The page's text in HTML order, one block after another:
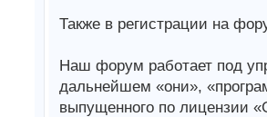
Также в регистрации на
Наш форум работает под
дальнейшем «они»,
выпущенного по лицензии